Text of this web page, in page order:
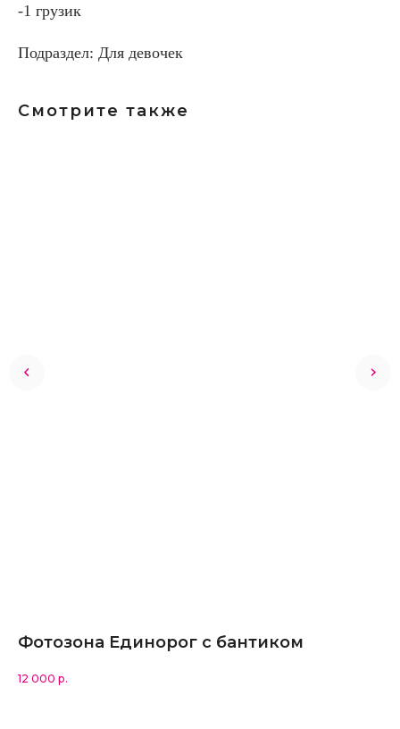
-1 грузик
Подраздел: Для девочек
Смотрите также
Фотозона Единорог с бантиком
12 000 р.